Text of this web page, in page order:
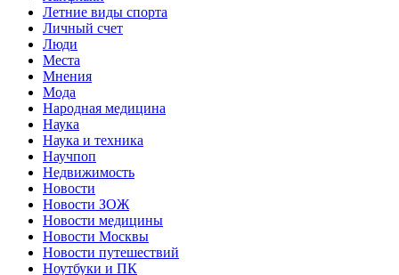
Летние виды спорта
Личный счет
Люди
Места
Мнения
Мода
Народная медицина
Наука
Наука и техника
Научпоп
Недвижимость
Новости
Новости ЗОЖ
Новости медицины
Новости Москвы
Новости путешествий
Ноутбуки и ПК